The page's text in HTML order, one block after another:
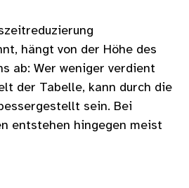
hängt von der Höhe des
ab: Wer weniger verdient
der Tabelle, kann durch die
sein. Bei
entstehen hingegen meist